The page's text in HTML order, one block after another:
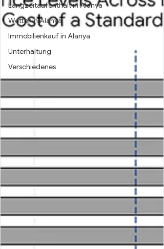
Langzeitaufenthalt in Alanya
Wetter in Alanya
Immobilienkauf in Alanya
Unterhaltung
Verschiedenes